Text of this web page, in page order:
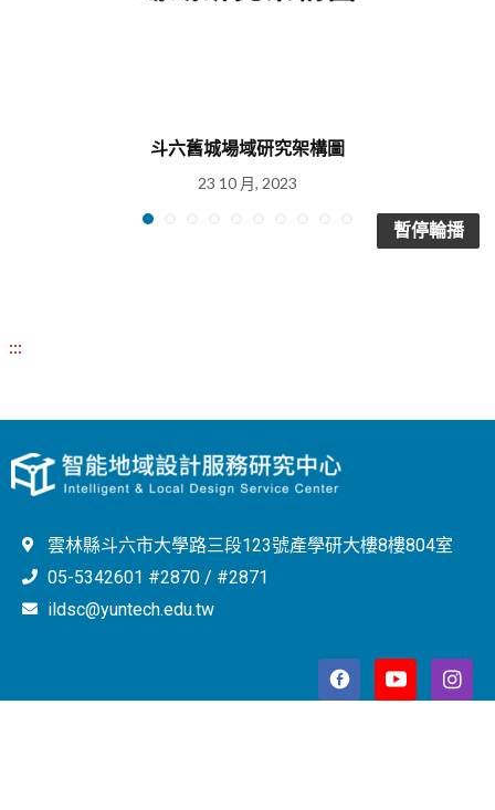
斗六舊城場域研究架構圖
23 10 月, 2023
暫停輪播
:::
雲林縣斗六市大學路三段123號產學研大樓8樓804室
05-5342601 #2870 / #2871
ildsc@yuntech.edu.tw